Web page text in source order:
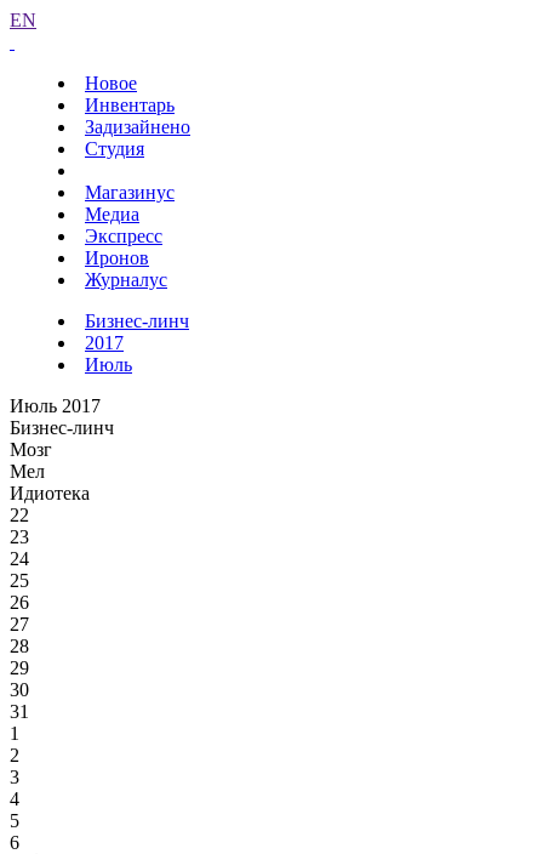
EN
Новое
Инвентарь
Задизайнено
Студия
Магазинус
Медиа
Экспресс
Иронов
Журналус
Бизнес-линч
2017
Июль
Июль 2017
Бизнес-линч
Мозг
Мел
Идиотека
22
23
24
25
26
27
28
29
30
31
1
2
3
4
5
6